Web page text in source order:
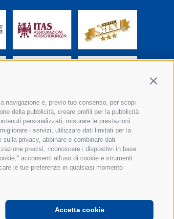
navigazione e, previo tuo consenso, per scopi
della pubblicità, creare profili per la pubblicità
personalizzati, misurare le prestazioni
i servizi, utilizzare dati limitati per la
privacy, abbinare e combinare dati
precisi, riconoscere i dispositivi in base
acconsenti all'uso di cookie e strumenti
le tue preferenze in qualsiasi momento
Accetta cookie